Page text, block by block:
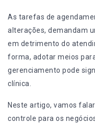
As tarefas de
alterações, demandam
em detrimento do
forma, adotar meios
gerenciamento pode
clínica.
Neste artigo, vamos
controle para os